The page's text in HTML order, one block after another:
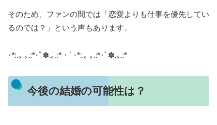
そのため、ファンの間では「恋愛よりも仕事を優先してい
るのでは？」という声もあります。
​･*:.｡ ｡.:*･ﾟ✽.｡.:*・ﾟ･*:.｡ ｡.:*･ﾟ✽.｡.:*
今後の結婚の可能性は？